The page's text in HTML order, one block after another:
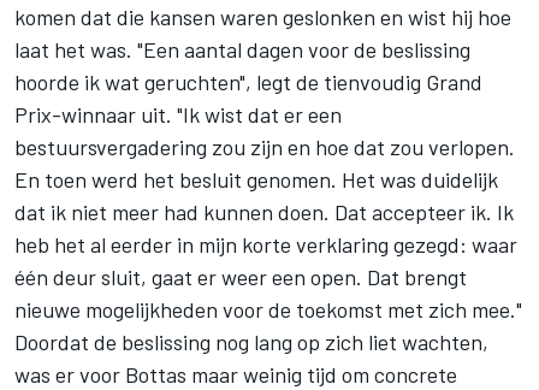
komen dat die kansen waren geslonken en wist hij hoe
laat het was. "Een aantal dagen voor de beslissing
hoorde ik wat geruchten", legt de tienvoudig Grand
Prix-winnaar uit. "Ik wist dat er een
bestuursvergadering zou zijn en hoe dat zou verlopen.
En toen werd het besluit genomen. Het was duidelijk
dat ik niet meer had kunnen doen. Dat accepteer ik. Ik
heb het al eerder in mijn korte verklaring gezegd: waar
één deur sluit, gaat er weer een open. Dat brengt
nieuwe mogelijkheden voor de toekomst met zich mee."
Doordat de beslissing nog lang op zich liet wachten,
was er voor Bottas maar weinig tijd om concrete